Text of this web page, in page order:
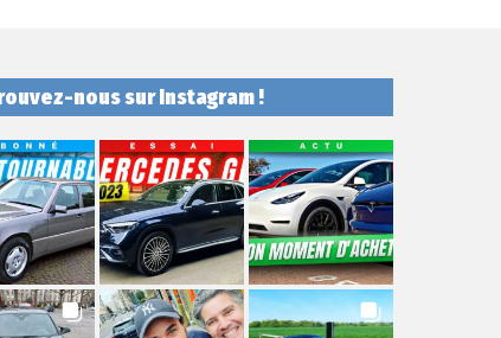
nous sur Instagram !